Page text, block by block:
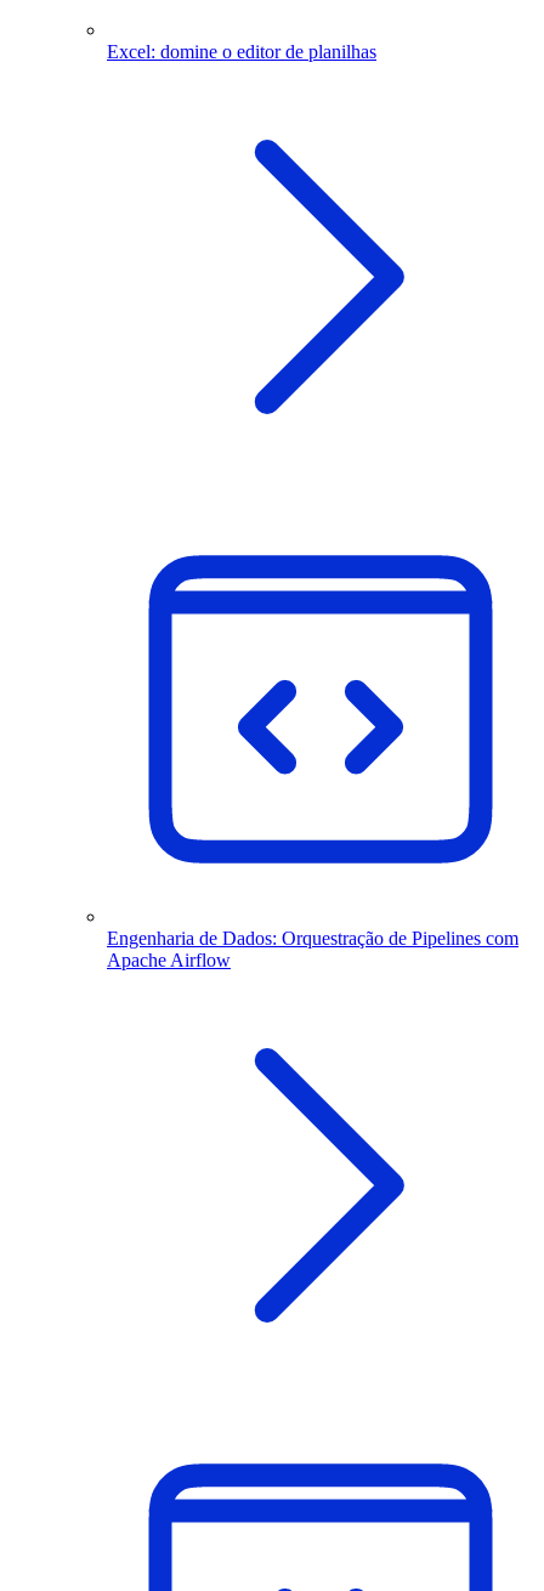
Excel: domine o editor de planilhas
Engenharia de Dados: Orquestração de Pipelines com
Apache Airflow